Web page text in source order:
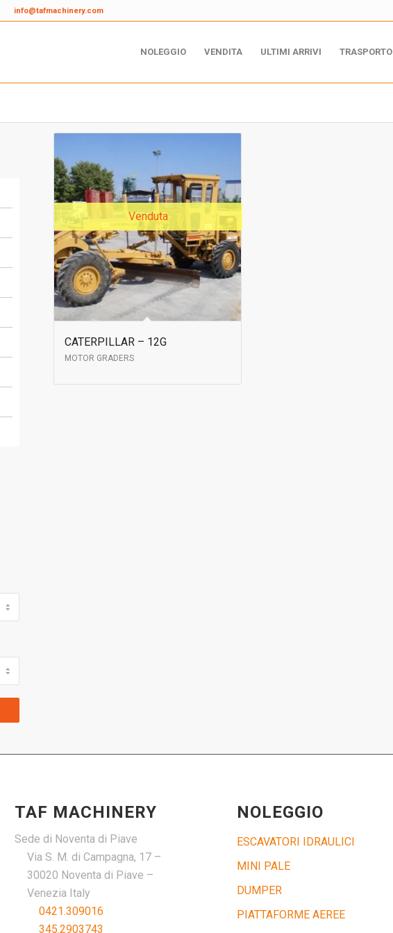
info@tafmachinery.com
NOLEGGIO VENDITA ULTIMI ARRIVI TRASPORTO
Venduta
CATERPILLAR – 12G
MOTOR GRADERS
TAF MACHINERY
Sede di Noventa di Piave
Via S. M. di Campagna, 17 –
30020 Noventa di Piave –
Venezia Italy
0421.309016
345.2903743
NOLEGGIO
ESCAVATORI IDRAULICI
MINI PALE
DUMPER
PIATTAFORME AEREE